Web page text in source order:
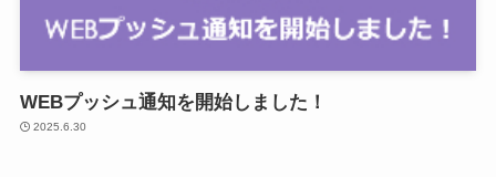
WEBプッシュ通知を開始しました！
2025.6.30